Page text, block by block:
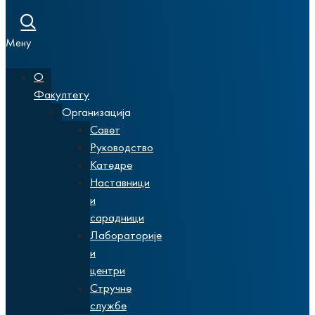
Мену
О
Факултету
Организација
Савет
Руководство
Катедре
Наставници
и
сарадници
Лабораторије
и
центри
Стручне
службе